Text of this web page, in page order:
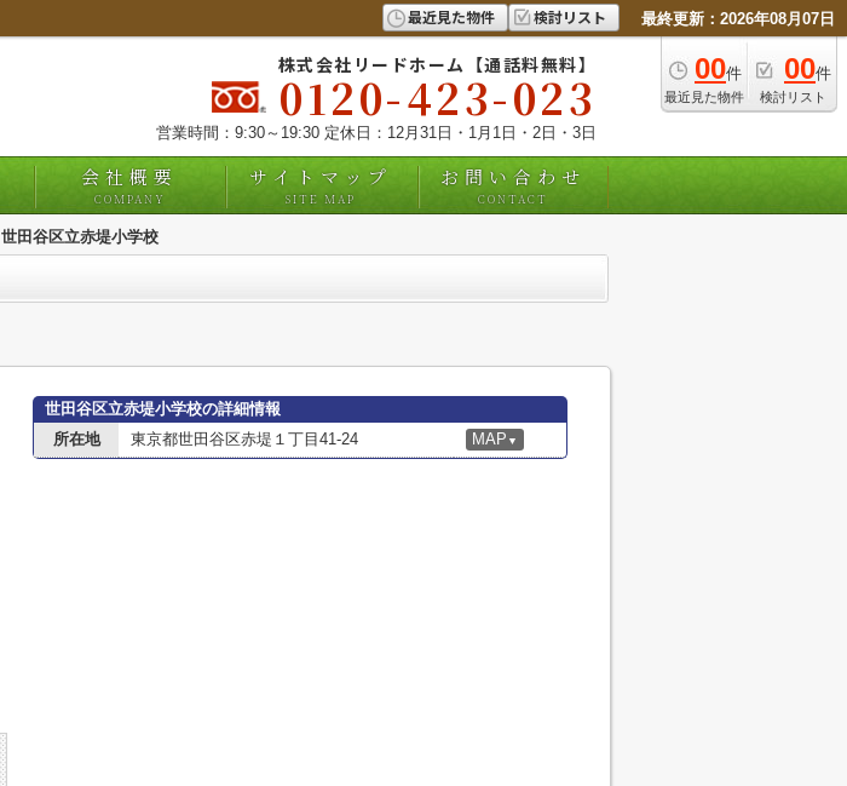
最近見た物件 検討リスト 最終更新：2026年08月07日
00件
最近見た物件
00件
検討リスト
株式会社リードホーム【通話料無料】
0120-423-023
営業時間：9:30～19:30 定休日：12月31日・1月1日・2日・3日
会社概要
COMPANY
サイトマップ
SITE MAP
お問い合わせ
CONTACT
世田谷区立赤堤小学校
世田谷区立赤堤小学校の詳細情報
所在地
東京都世田谷区赤堤１丁目41-24 MAP ▼